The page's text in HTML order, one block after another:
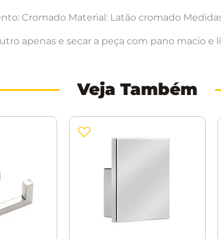
Cromado Material: Latão cromado
apenas e secar a peça com pano macio e
Veja Também